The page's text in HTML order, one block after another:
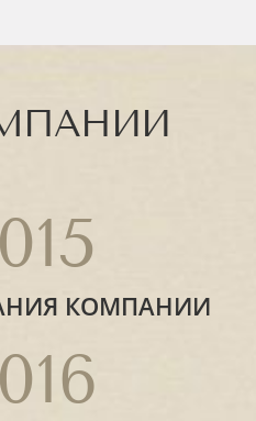
КОМПАНИИ